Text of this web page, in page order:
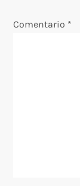
Comentario *